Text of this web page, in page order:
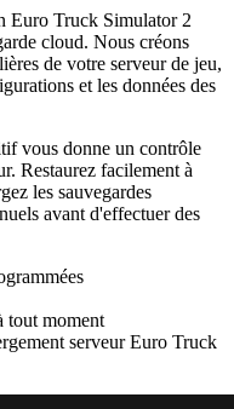
Euro Truck Simulator 2
cloud. Nous créons
de votre serveur de jeu,
et les données des
vous donne un contrôle
Restaurez facilement à
les sauvegardes
avant d'effectuer des
tout moment
serveur Euro Truck